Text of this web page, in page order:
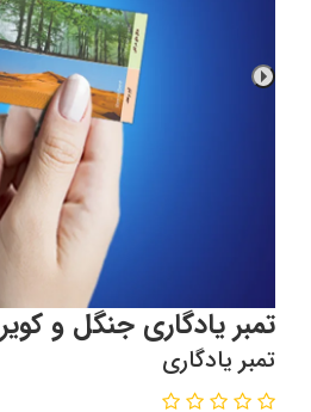
تمبر یادگاری جنگل و کویر
تمبر یادگاری